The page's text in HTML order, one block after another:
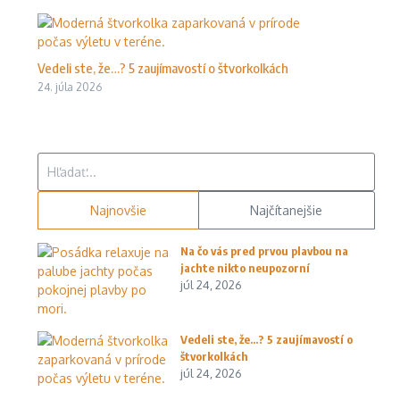
Vedeli ste, že…? 5 zaujímavostí o štvorkolkách
24. júla 2026
Najnovšie Najčítanejšie
Na čo vás pred prvou plavbou na
jachte nikto neupozorní
júl 24, 2026
Vedeli ste, že…? 5 zaujímavostí o
štvorkolkách
júl 24, 2026